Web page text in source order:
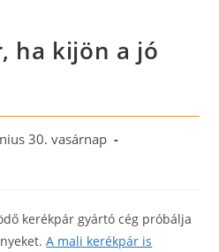
ha kijön a jó
30. vasárnap
kerékpár gyártó cég próbálja
A mali kerékpár is